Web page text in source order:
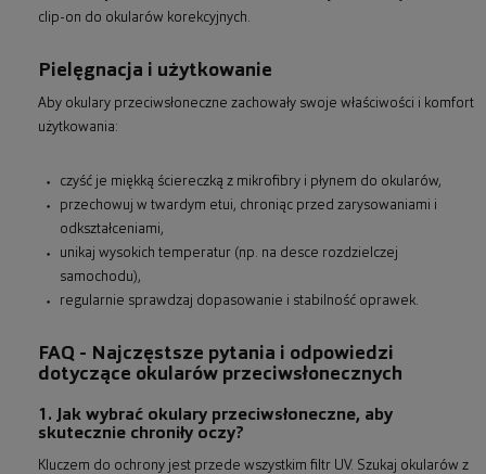
clip-on do okularów korekcyjnych.
Pielęgnacja i użytkowanie
Aby okulary przeciwsłoneczne zachowały swoje właściwości i komfort
użytkowania:
czyść je miękką ściereczką z mikrofibry i płynem do okularów,
przechowuj w twardym etui, chroniąc przed zarysowaniami i
odkształceniami,
unikaj wysokich temperatur (np. na desce rozdzielczej
samochodu),
regularnie sprawdzaj dopasowanie i stabilność oprawek.
FAQ - Najczęstsze pytania i odpowiedzi
dotyczące okularów przeciwsłonecznych
1. Jak wybrać okulary przeciwsłoneczne, aby
skutecznie chroniły oczy?
Kluczem do ochrony jest przede wszystkim filtr UV. Szukaj okularów z